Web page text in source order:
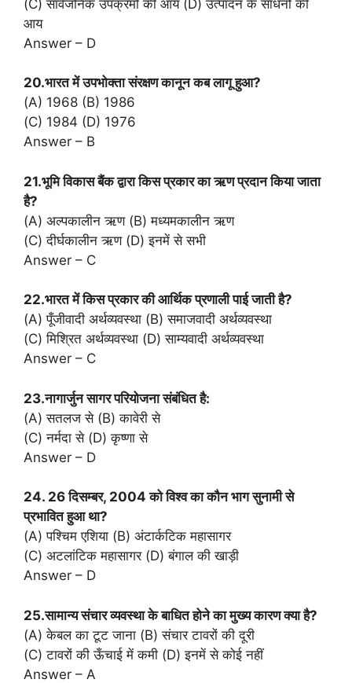
(C) सार्वजनिक उपक्रमों की आय (D) उत्पादन के साधनों की
आय
Answer – D
20.भारत में उपभोक्ता संरक्षण कानून कब लागू हुआ?
(A) 1968 (B) 1986
(C) 1984 (D) 1976
Answer – B
21.भूमि विकास बैंक द्वारा किस प्रकार का ऋण प्रदान किया जाता
है?
(A) अल्पकालीन ऋण (B) मध्यमकालीन ऋण
(C) दीर्घकालीन ऋण (D) इनमें से सभी
Answer – C
22.भारत में किस प्रकार की आर्थिक प्रणाली पाई जाती है?
(A) पूँजीवादी अर्थव्यवस्था (B) समाजवादी अर्थव्यवस्था
(C) मिश्रित अर्थव्यवस्था (D) साम्यवादी अर्थव्यवस्था
Answer – C
23.नागार्जुन सागर परियोजना संबंधित है:
(A) सतलज से (B) कावेरी से
(C) नर्मदा से (D) कृष्णा से
Answer – D
24. 26 दिसम्बर, 2004 को विश्व का कौन भाग सुनामी से
प्रभावित हुआ था?
(A) पश्चिम एशिया (B) अंटार्कटिक महासागर
(C) अटलांटिक महासागर (D) बंगाल की खाड़ी
Answer – D
25.सामान्य संचार व्यवस्था के बाधित होने का मुख्य कारण क्या है?
(A) केबल का टूट जाना (B) संचार टावरों की दूरी
(C) टावरों की ऊँचाई में कमी (D) इनमें से कोई नहीं
Answer – A